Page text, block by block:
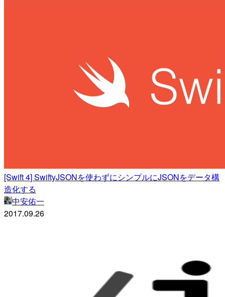
[Swift 4] SwiftyJSONを使わずにシンプルにJSONをデータ構
造化する
中安佑一
2017.09.26